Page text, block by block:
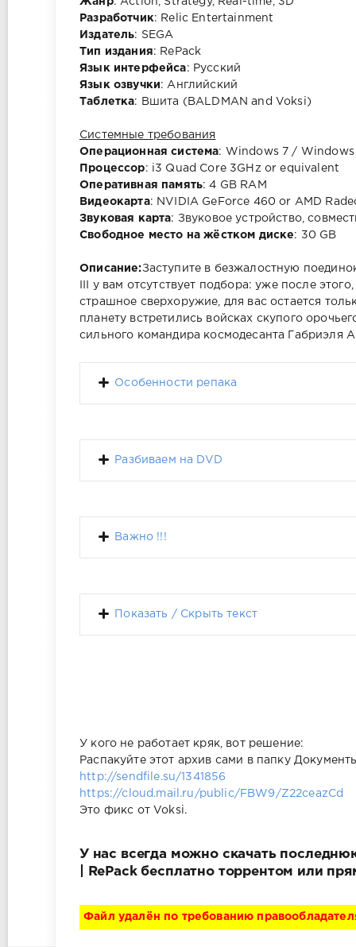
Разработчик: Relic Entertainment
Издатель: SEGA
Тип издания: RePack
Язык интерфейса: Русский
Язык озвучки: Английский
Таблетка: Вшита (BALDMAN and Voksi)
Системные требования
Операционная система: Windows 7 /
Процессор: i3 Quad Core 3GHz or equivalent
Оперативная память: 4 GB RAM
Видеокарта: NVIDIA GeForce 460 or AMD
Звуковая карта: Звуковое устройство,
Свободное место на жёстком диске: 30 GB
Описание:Заступите в безжалостную
III у вам отсутствует подбора: уже после
страшное сверхоружие, для вас остается
планету встретились войсках скупого
сильного командира космодесанта Габриэля
Особенности репака
Разбиваем на DVD
Важно !!!
Показать / Скрыть текст
У кого не работает кряк, вот решение:
Распакуйте этот архив сами в папку
http://sendfile.su/1341856
https://cloud.mail.ru/public/FBW9/Z22ceazCd
Это фикс от Voksi.
У нас всегда можно скачать
| RePack бесплатно торрентом или
Файл удалён по требованию